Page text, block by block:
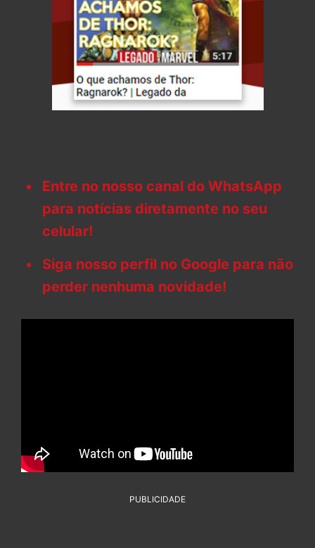
Entre no nosso canal do WhatsApp
para notícias diretamente no seu
celular!
Siga nosso perfil no Google para não
perder nenhuma novidade!
PUBLICIDADE